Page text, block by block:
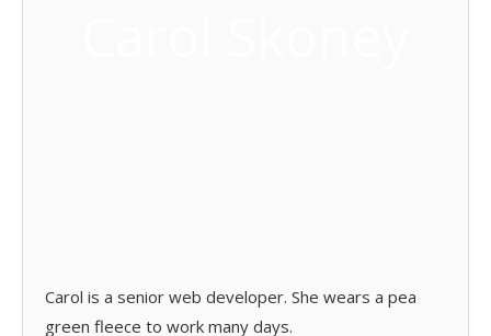
Carol is a senior web developer. She wears a pea
green fleece to work many days.